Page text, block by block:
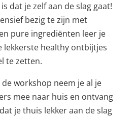
dat je zelf aan de slag gaat!
bezig te zijn met
pure ingrediënten leer je
lekkerste healthy ontbijtjes
te zetten.
workshop neem je al je
mee naar huis en ontvang
je thuis lekker aan de slag